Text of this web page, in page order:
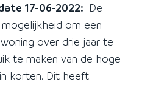
17-06-2022: De
om een
over drie jaar te
te maken van de hoge
korten. Dit heeft